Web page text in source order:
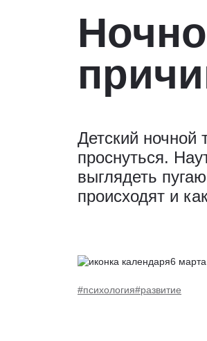
Детский ночной
проснуться.
выглядеть
происходят и
6
#психология#развитие